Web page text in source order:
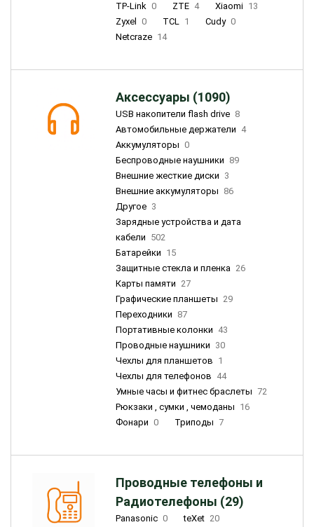
TP-Link 0 ZTE 4 Xiaomi 13
Zyxel
0 TCL 1 Cudy 0
Netcraze 14
Аксессуары (1090)
USB накопители flash drive 8
Автомобильные держатели 4
Аккумуляторы 0
Беспроводные наушники 89
Внешние жесткие диски 3
Внешние аккумуляторы 86
Другое 3
Зарядные устройства и дата
кабели 502
Батарейки 15
Защитные стекла и пленка 26
Карты памяти 27
Графические планшеты 29
Переходники 87
Портативные колонки 43
Проводные наушники 30
Чехлы для планшетов 1
Чехлы для телефонов 44
Умные часы и фитнес браслеты 72
Рюкзаки , сумки , чемоданы 16
Фонари 0 Триподы 7
Проводные телефоны и
Радиотелефоны (29)
Panasonic 0 teXet 20